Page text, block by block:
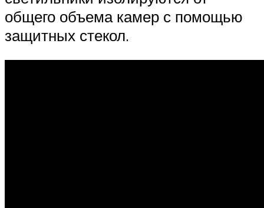
общего объема камер с помощью
защитных стекол.